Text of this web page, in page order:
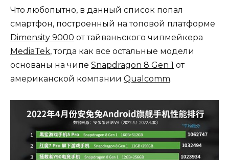
Что любопытно, в данный список попал
смартфон, построенный на топовой платформе
Dimensity 9000 от тайваньского чипмейкера
MediaTek, тогда как все остальные модели
основаны на чипе Snapdragon 8 Gen 1 от
американской компании Qualcomm.